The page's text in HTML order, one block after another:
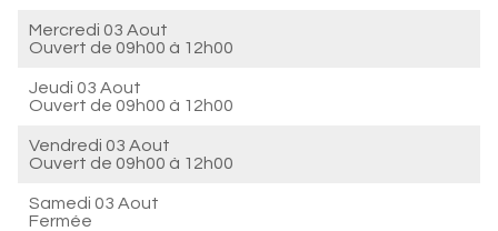
Mercredi 03 Aout
Ouvert de 09h00 à 12h00
Jeudi 03 Aout
Ouvert de 09h00 à 12h00
Vendredi 03 Aout
Ouvert de 09h00 à 12h00
Samedi 03 Aout
Fermée